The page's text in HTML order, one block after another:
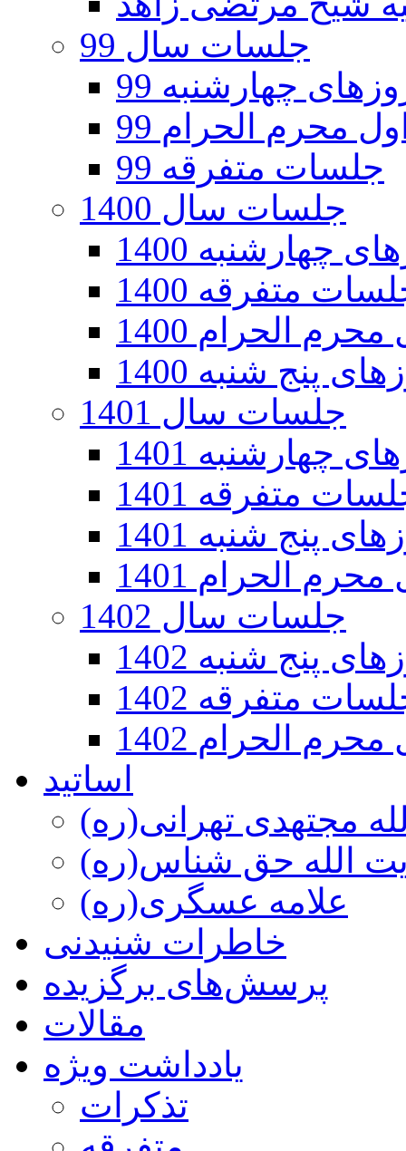
جلسات سال 99
چهارشنبه 99
محرم الحرام 99
جلسات متفرقه 99
جلسات سال 1400
چهارشنبه 1400
متفرقه 1400
الحرام 1400
پنج شنبه 1400
جلسات سال 1401
چهارشنبه 1401
متفرقه 1401
پنج شنبه 1401
الحرام 1401
جلسات سال 1402
پنج شنبه 1402
متفرقه 1402
الحرام 1402
اساتید
مجتهدی تهرانی(ره)
الله حق شناس(ره)
علامه عسگری(ره)
خاطرات شنیدنی
پرسش‌های برگزیده
مقالات
یادداشت ویژه
تذكرات